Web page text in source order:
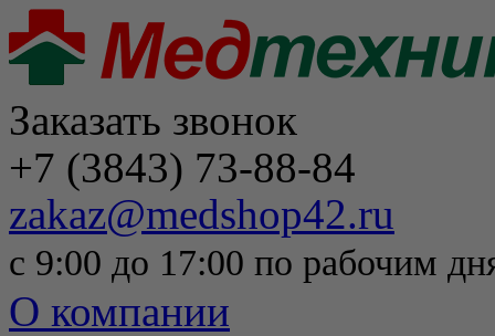
Заказать звонок
+7 (3843) 73-88-84
zakaz@medshop42.ru
с 9:00 до 17:00 по рабочим
О компании